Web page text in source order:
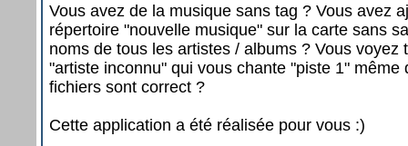
Vous avez de la musique sans tag ? Vous avez
répertoire "nouvelle musique" sur la carte sans
noms de tous les artistes / albums ? Vous voyez
"artiste inconnu" qui vous chante "piste 1" même
fichiers sont correct ?
Cette application a été réalisée pour vous :)